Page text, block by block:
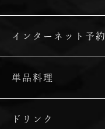
インターネット予約
単品料理
ドリンク